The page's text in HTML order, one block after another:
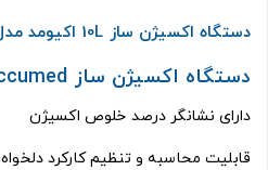
دستگاه اکسیژن ساز 10L اکیومد مدل CP101
دستگاه اکسیژن ساز Accumed مدل CP501-CP101
دارای نشانگر درصد خلوص اکسیژن
قابلیت محاسبه و تنظیم کارکرد دلخواه